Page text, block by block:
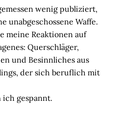
wenig publiziert,
unabgeschossene Waffe.
meine Reaktionen auf
Querschläger,
und Besinnliches aus
der sich beruflich mit
ich gespannt.